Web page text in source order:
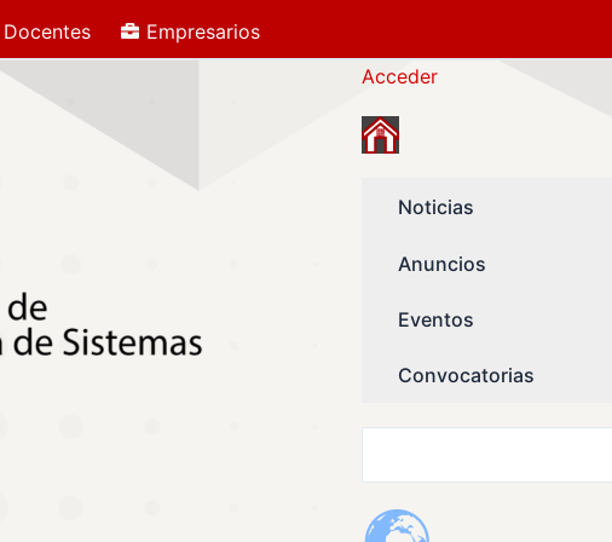
Docentes Empresarios
Acceder
Noticias
Anuncios
Eventos
Convocatorias
Buscar